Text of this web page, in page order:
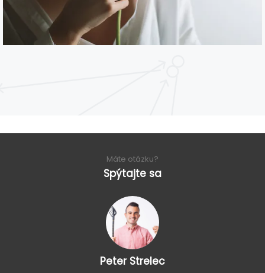
Máte otázku?
Spýtajte sa
Peter Strelec